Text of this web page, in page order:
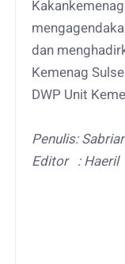
dan
Kemenag
DWP Unit
Penulis:
Editor : Haeril